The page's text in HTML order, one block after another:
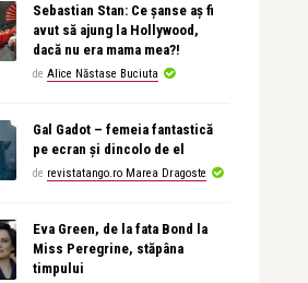
Sebastian Stan: Ce șanse aș fi
avut să ajung la Hollywood,
dacă nu era mama mea?!
de Alice Năstase Buciuta
Gal Gadot – femeia fantastică
pe ecran și dincolo de el
de revistatango.ro Marea Dragoste
Eva Green, de la fata Bond la
Miss Peregrine, stăpâna
timpului